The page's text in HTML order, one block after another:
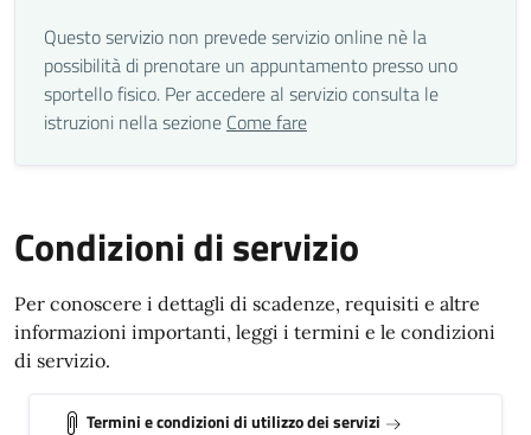
Questo servizio non prevede servizio online nè la
possibilità di prenotare un appuntamento presso uno
sportello fisico. Per accedere al servizio consulta le
istruzioni nella sezione Come fare
Condizioni di servizio
Per conoscere i dettagli di scadenze, requisiti e altre
informazioni importanti, leggi i termini e le condizioni
di servizio.
Termini e condizioni di utilizzo dei servizi